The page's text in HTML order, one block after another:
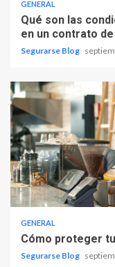
GENERAL
Qué son las
en un contrato
Segurarse Blog
GENERAL
Cómo proteger
Segurarse Blog